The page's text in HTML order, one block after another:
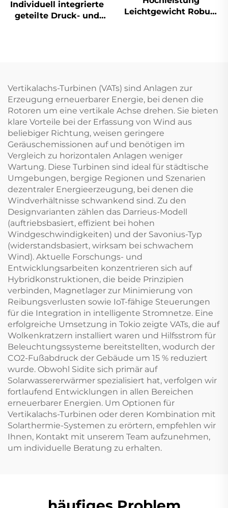
Individuell integrierte
geteilte Druck- und
für Heim-, Gewerbe-
und Industrienutzung
Leichtgewicht Robust
Vertikalachs-Turbinen (VATs) sind Anlagen zur
Erzeugung erneuerbarer Energie, bei denen die
Rotoren um eine vertikale Achse drehen. Sie bieten
klare Vorteile bei der Erfassung von Wind aus
beliebiger Richtung, weisen geringere
Geräuschemissionen auf und benötigen im
Vergleich zu horizontalen Anlagen weniger
Wartung. Diese Turbinen sind ideal für städtische
Umgebungen, bergige Regionen und Szenarien
dezentraler Energieerzeugung, bei denen die
Windverhältnisse schwankend sind. Zu den
Designvarianten zählen das Darrieus-Modell
(auftriebsbasiert, effizient bei hohen
Windgeschwindigkeiten) und der Savonius-Typ
(widerstandsbasiert, wirksam bei schwachem
Wind). Aktuelle Forschungs- und
Entwicklungsarbeiten konzentrieren sich auf
Hybridkonstruktionen, die beide Prinzipien
verbinden, Magnetlager zur Minimierung von
Reibungsverlusten sowie IoT-fähige Steuerungen
für die Integration in intelligente Stromnetze. Eine
erfolgreiche Umsetzung in Tokio zeigte VATs, die auf
Wolkenkratzern installiert waren und Hilfsstrom für
Beleuchtungssysteme bereitstellten, wodurch der
CO2-Fußabdruck der Gebäude um 15 % reduziert
wurde. Obwohl Sidite sich primär auf
Solarwassererwärmer spezialisiert hat, verfolgen wir
fortlaufend Entwicklungen in allen Bereichen
erneuerbarer Energien. Um Optionen für
Vertikalachs-Turbinen oder deren Kombination mit
Solarthermie-Systemen zu erörtern, empfehlen wir
Ihnen, Kontakt mit unserem Team aufzunehmen,
um individuelle Beratung zu erhalten.